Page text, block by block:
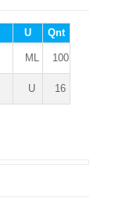
U
Qnt
ML
100
U 16